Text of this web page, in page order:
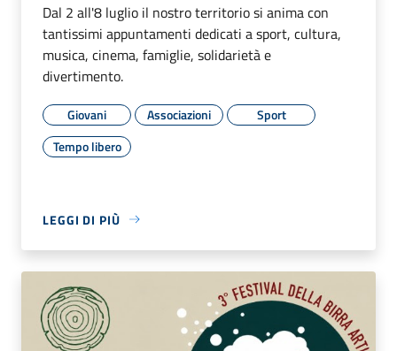
Dal 2 all'8 luglio il nostro territorio si anima con
tantissimi appuntamenti dedicati a sport, cultura,
musica, cinema, famiglie, solidarietà e
divertimento.
Giovani Associazioni
Sport
Tempo libero
LEGGI DI PIÙ